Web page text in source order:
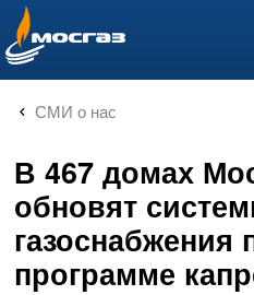
info@mos-gaz.ru
СМИ о нас
В 467 домах
обновят
газоснабжения
программе